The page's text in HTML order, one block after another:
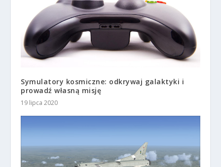
Symulatory kosmiczne: odkrywaj galaktyki i
prowadź własną misję
19 lipca 2020